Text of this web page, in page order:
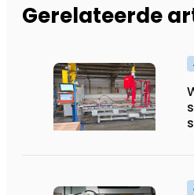
Gerelateerde